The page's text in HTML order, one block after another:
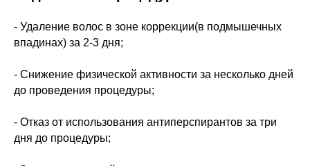
- Удаление волос в зоне коррекции(в подмышечных
впадинах) за 2-3 дня;
- Снижение физической активности за несколько дней
до проведения процедуры;
- Отказ от использования антиперспирантов за три
дня до процедуры;